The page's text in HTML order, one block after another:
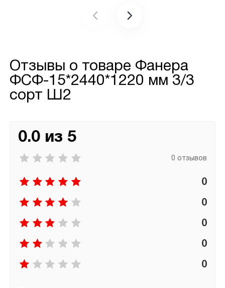
Отзывы о товаре Фанера
ФСФ-15*2440*1220 мм 3/3
сорт Ш2
0.0 из 5
0 отзывов
0
0
0
0
0